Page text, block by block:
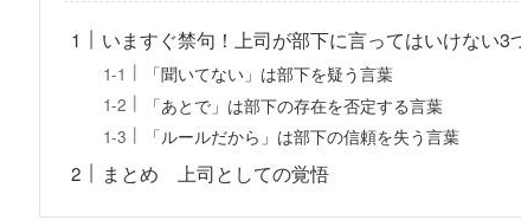
いますぐ禁句！上司が部下に言ってはいけない3
「聞いてない」は部下を疑う言葉
「あとで」は部下の存在を否定する言葉
「ルールだから」は部下の信頼を失う言葉
まとめ 上司としての覚悟